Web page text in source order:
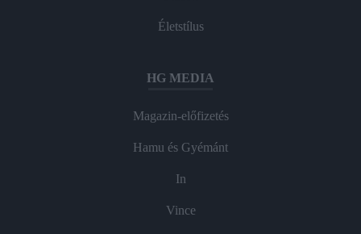
Életstílus
HG MEDIA
Magazin-előfizetés
Hamu és Gyémánt
In
Vince